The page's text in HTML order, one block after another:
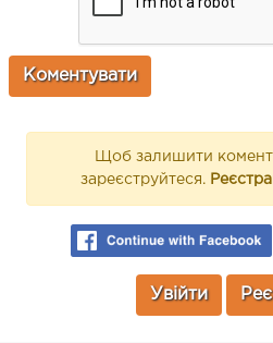
Щоб залишити
зареєструйтеся.
Увійти